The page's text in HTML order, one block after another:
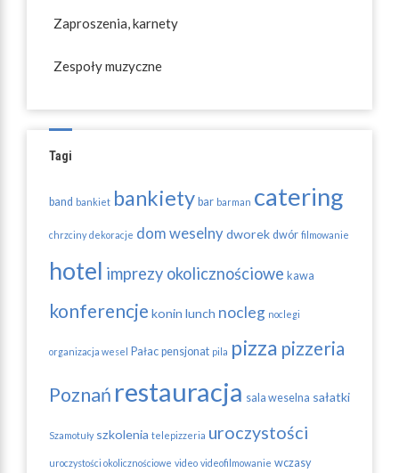
Zaproszenia, karnety
Zespoły muzyczne
Tagi
band bankiet bankiety bar barman catering
chrzciny dekoracje dom weselnydworek dwór filmowanie
hotel imprezy okolicznościowe kawa
konferencje konin lunch nocleg noclegi
organizacja wesel Pałac pensjonat pila pizza pizzeria
Poznań restauracja sala weselna sałatki
Szamotuły szkolenia telepizzeria uroczystości
uroczystości okolicznościowe video videofilmowanie wczasy